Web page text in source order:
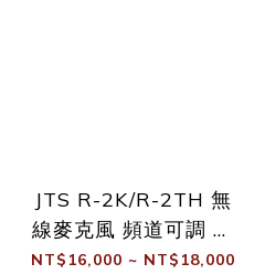
JTS R-2K/R-2TH 無
線麥克風 頻道可調 搭
配2支麥克風 可選配耳
NT$16,000 ~ NT$18,000